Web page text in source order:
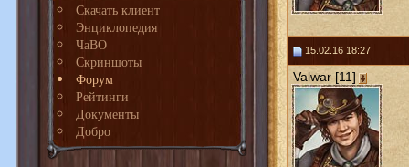
Скачать клиент
Энциклопедия
ЧаВО
Скриншоты
Форум
Рейтинги
Документы
Добро
15.02.16 18:27
Valwar [11]